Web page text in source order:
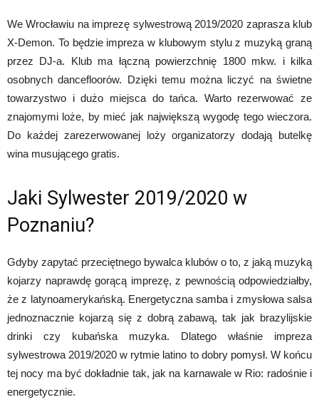
We Wrocławiu na imprezę sylwestrową 2019/2020 zaprasza klub
X-Demon. To będzie impreza w klubowym stylu z muzyką graną
przez DJ-a. Klub ma łączną powierzchnię 1800 mkw. i kilka
osobnych dancefloorów. Dzięki temu można liczyć na świetne
towarzystwo i dużo miejsca do tańca. Warto rezerwować ze
znajomymi loże, by mieć jak największą wygodę tego wieczora.
Do każdej zarezerwowanej loży organizatorzy dodają butelkę
wina musującego gratis.
Jaki Sylwester 2019/2020 w
Poznaniu?
Gdyby zapytać przeciętnego bywalca klubów o to, z jaką muzyką
kojarzy naprawdę gorącą imprezę, z pewnością odpowiedziałby,
że z latynoamerykańską. Energetyczna samba i zmysłowa salsa
jednoznacznie kojarzą się z dobrą zabawą, tak jak brazylijskie
drinki czy kubańska muzyka. Dlatego właśnie impreza
sylwestrowa 2019/2020 w rytmie latino to dobry pomysł. W końcu
tej nocy ma być dokładnie tak, jak na karnawale w Rio: radośnie i
energetycznie.